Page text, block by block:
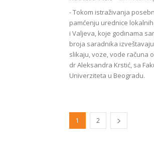
- Tokom istraživanja
pamćenju urednice
i Valjeva, koje godinama
broja saradnika
slikaju, voze, vode računa
dr Aleksandra Krstić, sa
Univerziteta u Beogradu.
1 2